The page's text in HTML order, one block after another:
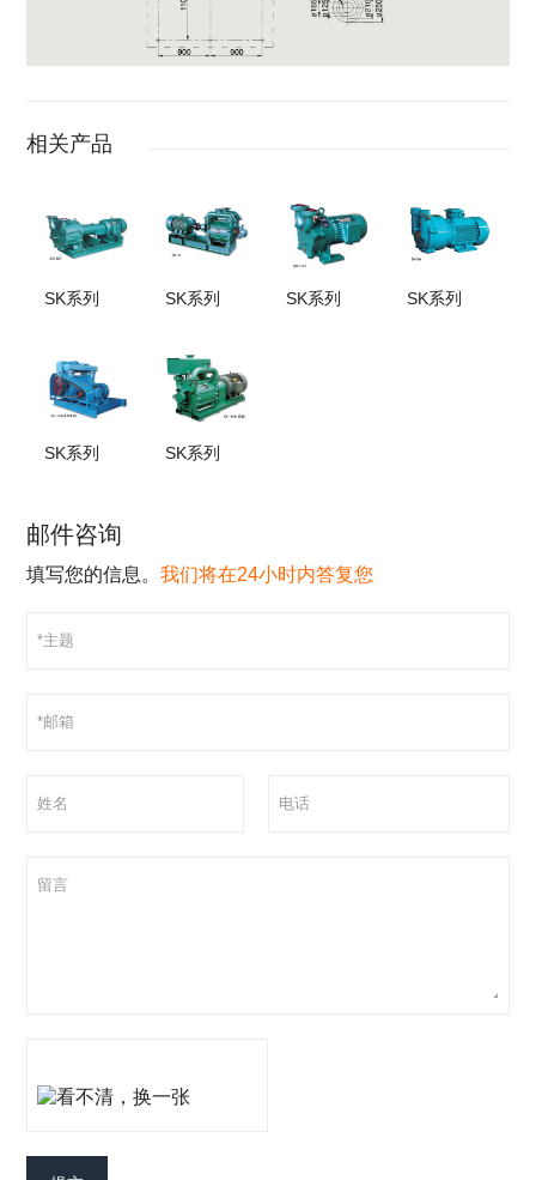
相关产品
SK系列 SK系列 SK系列 SK系列
SK系列 SK系列
邮件咨询
填写您的信息。我们将在24小时内答复您